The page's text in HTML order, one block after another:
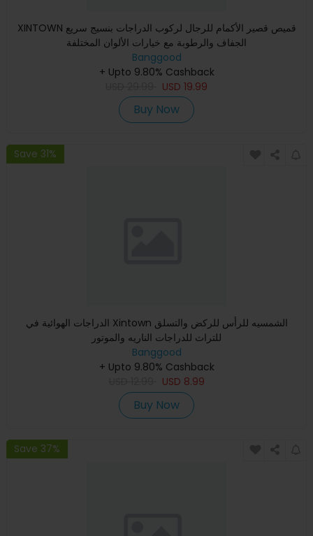
XINTOWN قميص قصير الأكمام للرجال لركوب الدراجات بنسيج سريع
الجفاف والرطوبة مع خيارات الألوان المختلفة
Banggood
+ Upto 9.80% Cashback
USD 19.99
Buy Now
Save 31%
الدراجات الهوائية في Xintown الشمسيه للرأس للركض والتسلق
للتراث للدراجات الناريه والموتور
Banggood
+ Upto 9.80% Cashback
USD 8.99
Buy Now
Save 37%